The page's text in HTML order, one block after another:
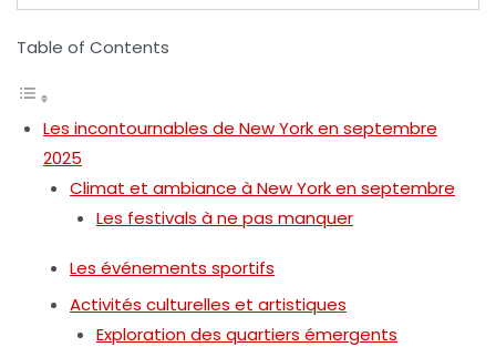
Table of Contents
Les incontournables de New York en septembre
2025
Climat et ambiance à New York en septembre
Les festivals à ne pas manquer
Les événements sportifs
Activités culturelles et artistiques
Exploration des quartiers émergents